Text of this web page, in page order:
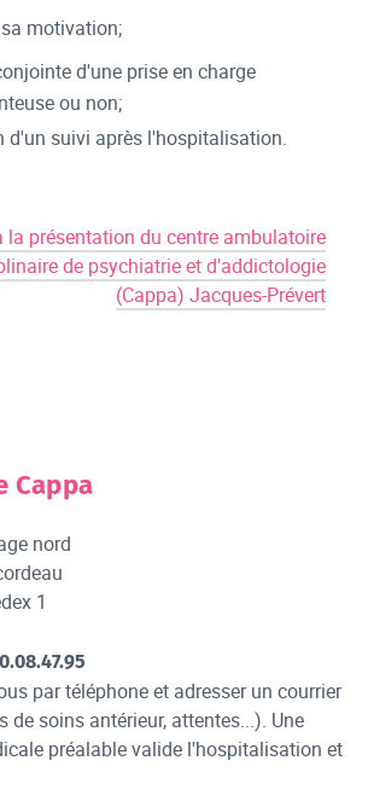
motivation;
d'une prise en charge
ou non;
d'un suivi après l'hospitalisation.
la présentation du centre ambulatoire
de psychiatrie et d'addictologie
(Cappa) Jacques-Prévert
Cappa
nord
1
par téléphone et adresser un courrier
de soins antérieur, attentes...). Une
préalable valide l'hospitalisation et